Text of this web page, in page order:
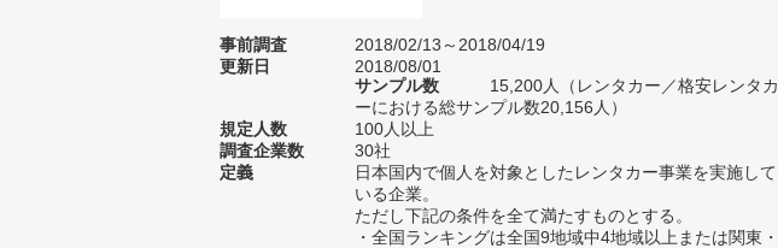
事前調査
2018/02/13～2018/04/19
更新日
2018/08/01
サンプル数
15,200人（レンタカー／格安レンタカ
ーにおける総サンプル数20,156人）
規定人数
100人以上
調査企業数
30社
定義
日本国内で個人を対象としたレンタカー事業を実施して
いる企業。
ただし下記の条件を全て満たすものとする。
・全国ランキングは全国9地域中4地域以上または関東・